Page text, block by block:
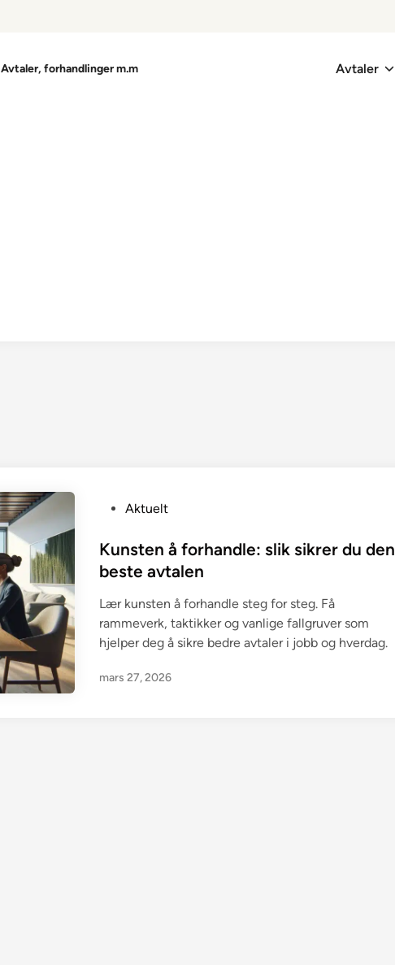
Avtaler, forhandlinger m.m Avtaler
s
t
d
i
n
Aktuelt
Kunsten å forhandle: slik sikrer du den
beste avtalen
Lær kunsten å forhandle steg for steg. Få
rammeverk, taktikker og vanlige fallgruver som
hjelper deg å sikre bedre avtaler i jobb og hverdag.
mars 27, 2026